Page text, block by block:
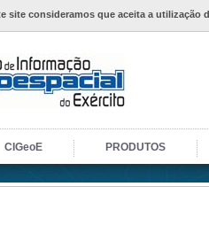
site consideramos que aceita a utilização
CIGeoE PRODUTOS